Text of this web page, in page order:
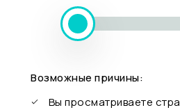
Возможные причины:
Вы просматриваете